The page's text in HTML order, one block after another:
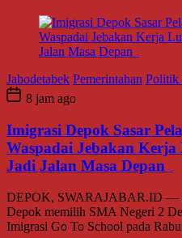
Jabodetabek Pemerintahan Politik
8 jam ago
Imigrasi Depok Sasar
Waspadai Jebakan
Jadi Jalan Masa Depan
DEPOK, SWARAJABAR.ID —
Depok memilih SMA Negeri 2
Imigrasi Go To School pada